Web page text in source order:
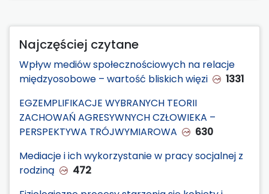
Najczęściej czytane
Wpływ mediów społecznościowych na relacje
międzyosobowe – wartość bliskich więzi
1331
EGZEMPLIFIKACJE WYBRANYCH TEORII
ZACHOWAŃ AGRESYWNYCH CZŁOWIEKA –
PERSPEKTYWA TRÓJWYMIAROWA
630
Mediacje i ich wykorzystanie w pracy socjalnej z
rodziną
472